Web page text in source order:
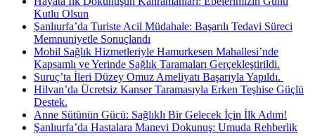
Kutlu Olsun
Şanlıurfa’da Turiste Acil Müdahale: Başarılı Tedavi Süreci
Memnuniyetle Sonuçlandı
Mobil Sağlık Hizmetleriyle Hamurkesen Mahallesi’nde
Kapsamlı ve Yerinde Sağlık Taramaları Gerçekleştirildi.
Suruç’ta İleri Düzey Omuz Ameliyatı Başarıyla Yapıldı. ​
Hilvan’da Ücretsiz Kanser Taramasıyla Erken Teşhise Güçlü
Destek.
Anne Sütünün Gücü: Sağlıklı Bir Gelecek İçin İlk Adım!
Şanlıurfa’da Hastalara Manevi Dokunuş: Umuda Rehberlik